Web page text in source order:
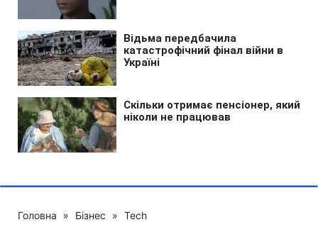
Головна » Бізнес » Tech